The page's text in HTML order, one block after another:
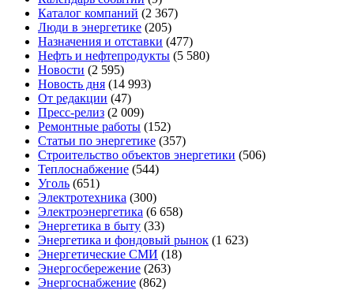
Каталог компаний (2 367)
Люди в энергетике (205)
Назначения и отставки (477)
Нефть и нефтепродукты (5 580)
Новости (2 595)
Новость дня (14 993)
От редакции (47)
Пресс-релиз (2 009)
Ремонтные работы (152)
Статьи по энергетике (357)
Строительство объектов энергетики (506)
Теплоснабжение (544)
Уголь (651)
Электротехника (300)
Электроэнергетика (6 658)
Энергетика в быту (33)
Энергетика и фондовый рынок (1 623)
Энергетические СМИ (18)
Энергосбережение (263)
Энергоснабжение (862)